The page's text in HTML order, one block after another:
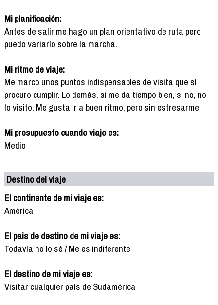
Mi planificación:
Antes de salir me hago un plan orientativo de ruta pero
puedo variarlo sobre la marcha.
Mi ritmo de viaje:
Me marco unos puntos indispensables de visita que sí
procuro cumplir. Lo demás, si me da tiempo bien, si no, no
lo visito. Me gusta ir a buen ritmo, pero sin estresarme.
Mi presupuesto cuando viajo es:
Medio
Destino del viaje
El continente de mi viaje es:
América
El pais de destino de mi viaje es:
Todavía no lo sé / Me es indiferente
El destino de mi viaje es:
Visitar cualquier país de Sudamérica